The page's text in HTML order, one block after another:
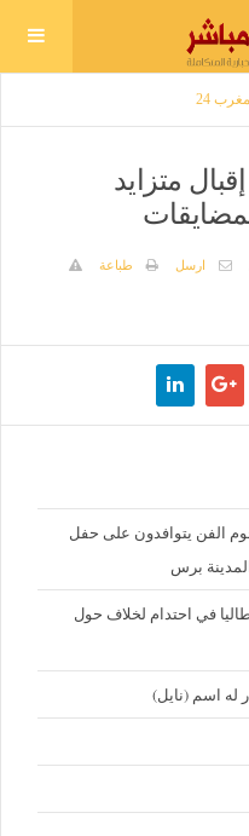
24
متزايد
ارسل
طباعة
الفن يتوافدون على حفل
برس
في احتدام لخلاف حول
له اسم (نايل)